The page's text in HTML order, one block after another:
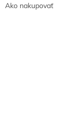
Ako nakupovať